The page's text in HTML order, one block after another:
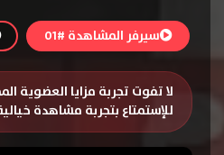
سيرفر المشاهدة #01
لا تفوت تجربة مزايا العضوية
للإستمتاع بتجربة مشاهدة